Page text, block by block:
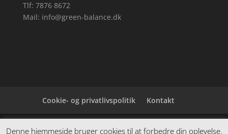
Tlf: 7876 8672
Mail: info@green-balance.dk
Cookie- og privatlivspolitik Kontakt
Denne hjemmeside samler et bredt udvalg af
Denne hjemmeside bruger cookies til at forbedre din oplevelse.